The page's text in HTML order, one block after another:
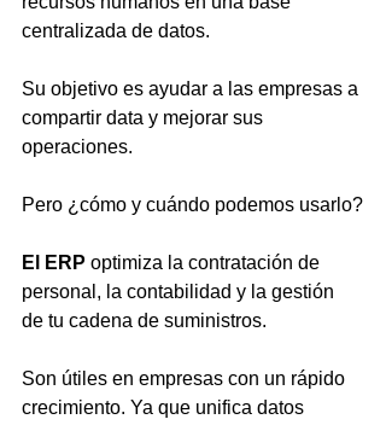
centralizada de datos.
Su objetivo es ayudar a las empresas a
compartir data y mejorar sus
operaciones.
Pero ¿cómo y cuándo podemos usarlo?
El ERP optimiza la contratación de
personal, la contabilidad y la gestión
de tu cadena de suministros.
Son útiles en empresas con un rápido
crecimiento. Ya que unifica datos